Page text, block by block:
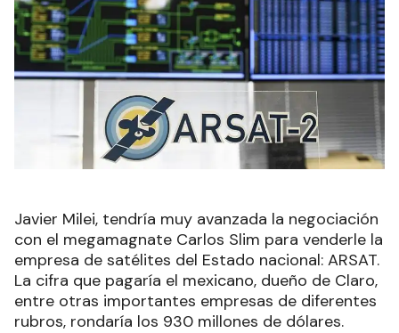
Javier Milei, tendría muy avanzada la negociación
con el megamagnate Carlos Slim para venderle la
empresa de satélites del Estado nacional: ARSAT.
La cifra que pagaría el mexicano, dueño de Claro,
entre otras importantes empresas de diferentes
rubros, rondaría los 930 millones de dólares.